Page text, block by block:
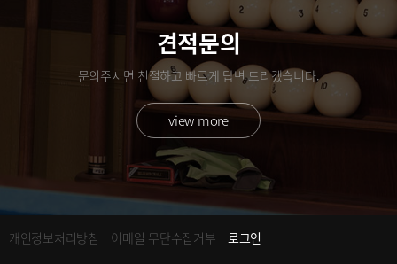
견적문의
문의주시면 친절하고 빠르게 답변 드리겠습니다.
view more
개인정보처리방침 이메일 무단수집거부 로그인